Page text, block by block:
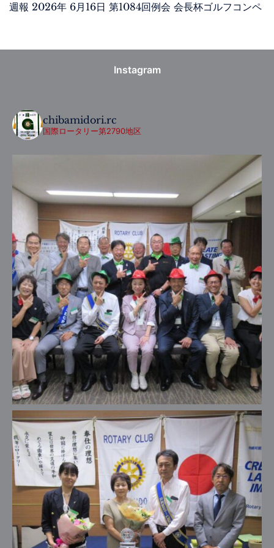
週報 2026年 6月16日 第1084回例会 会長杯ゴルフコンペ
Instagram
chibamidori.rc
国際ロータリー第2790地区